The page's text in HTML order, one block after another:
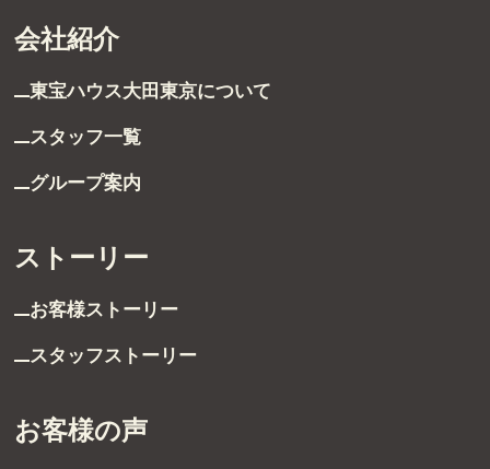
会社紹介
東宝ハウス大田東京について
スタッフ一覧
グループ案内
ストーリー
お客様ストーリー
スタッフストーリー
お客様の声